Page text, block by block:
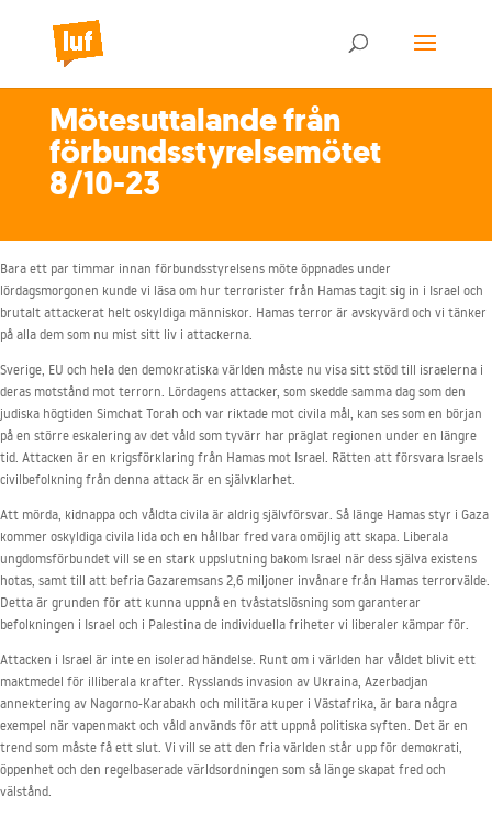
Mötesuttalande från
förbundsstyrelsemötet
8/10-23
Bara ett par timmar innan förbundsstyrelsens möte öppnades under
lördagsmorgonen kunde vi läsa om hur terrorister från Hamas tagit sig in i Israel och
brutalt attackerat helt oskyldiga människor. Hamas terror är avskyvärd och vi tänker
på alla dem som nu mist sitt liv i attackerna.
Sverige, EU och hela den demokratiska världen måste nu visa sitt stöd till israelerna i
deras motstånd mot terrorn. Lördagens attacker, som skedde samma dag som den
judiska högtiden Simchat Torah och var riktade mot civila mål, kan ses som en början
på en större eskalering av det våld som tyvärr har präglat regionen under en längre
tid. Attacken är en krigsförklaring från Hamas mot Israel. Rätten att försvara Israels
civilbefolkning från denna attack är en självklarhet.
Att mörda, kidnappa och våldta civila är aldrig självförsvar. Så länge Hamas styr i Gaza
kommer oskyldiga civila lida och en hållbar fred vara omöjlig att skapa. Liberala
ungdomsförbundet vill se en stark uppslutning bakom Israel när dess själva existens
hotas, samt till att befria Gazaremsans 2,6 miljoner invånare från Hamas terrorvälde.
Detta är grunden för att kunna uppnå en tvåstatslösning som garanterar
befolkningen i Israel och i Palestina de individuella friheter vi liberaler kämpar för.
Attacken i Israel är inte en isolerad händelse. Runt om i världen har våldet blivit ett
maktmedel för illiberala krafter. Rysslands invasion av Ukraina, Azerbadjan
annektering av Nagorno-Karabakh och militära kuper i Västafrika, är bara några
exempel när vapenmakt och våld används för att uppnå politiska syften. Det är en
trend som måste få ett slut. Vi vill se att den fria världen står upp för demokrati,
öppenhet och den regelbaserade världsordningen som så länge skapat fred och
välstånd.